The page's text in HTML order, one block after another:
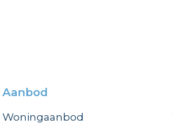
Aanbod
Woningaanbod